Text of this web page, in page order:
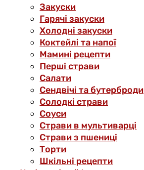
Закуски
Гарячі закуски
Холодні закуски
Коктейлі та напої
Мамині рецепти
Перші страви
Салати
Сендвічі та бутерброди
Солодкі страви
Соуси
Страви в мультиварці
Страви з пшениці
Торти
Шкільні рецепти